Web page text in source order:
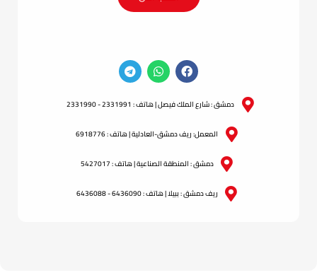
دمشق : شارع الملك فيصل | هاتف : 2331991 - 2331990
المعمل: ريف دمشق-العادلية | هاتف : 6918776
دمشق : المنطقة الصناعية | هاتف : 5427017
ريف دمشق : ببيلا | هاتف : 6436090 - 6436088